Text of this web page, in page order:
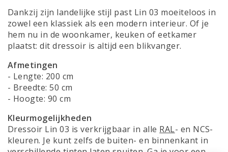
Dankzij zijn landelijke stijl past Lin 03 moeiteloos in
zowel een klassiek als een modern interieur. Of je
hem nu in de woonkamer, keuken of eetkamer
plaatst: dit dressoir is altijd een blikvanger.
Afmetingen
- Lengte: 200 cm
- Breedte: 50 cm
- Hoogte: 90 cm
Kleurmogelijkheden
Dressoir Lin 03 is verkrijgbaar in alle RAL- en NCS-
kleuren. Je kunt zelfs de buiten- en binnenkant in